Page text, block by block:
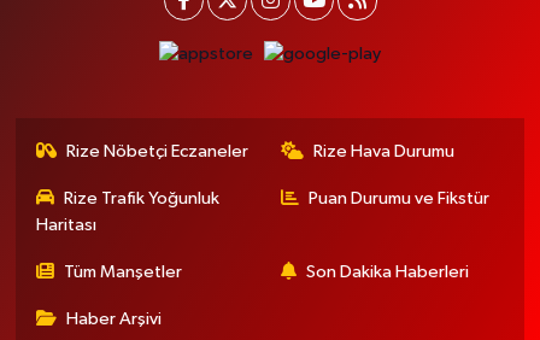
Rize Nöbetçi Eczaneler Rize Hava Durumu
Rize Trafik Yoğunluk
Haritası
Puan Durumu ve Fikstür
Tüm Manşetler Son Dakika Haberleri
Haber Arşivi